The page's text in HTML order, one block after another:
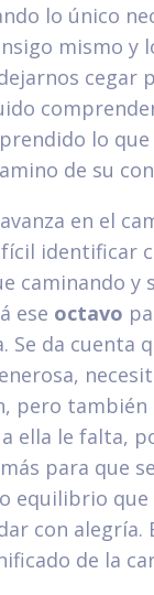
lo único
mismo y
cegar
lo
de su
en el
identificar
caminando y
ese octavo
Se da cuenta
pero
ella le falta,
para que
equilibrio
con alegría.
de la